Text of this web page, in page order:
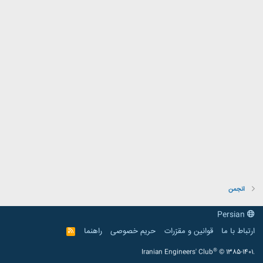
انجمن
ارتباط با ما
قوانین و مقرّرات حریم خصوصی راهنما
R
S
Iranian Engineers' Club® © 1385-1401.